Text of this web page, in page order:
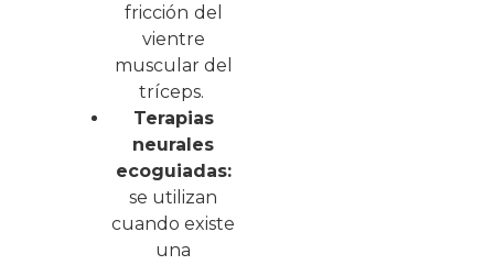
fricción del
vientre
muscular del
tríceps.
Terapias
neurales
ecoguiadas:
se utilizan
cuando existe
una